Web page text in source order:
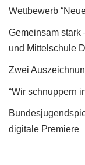
Wettbewerb
Gemeinsam stark
und Mittelschule
Zwei
“Wir schnuppern
digitale Premiere